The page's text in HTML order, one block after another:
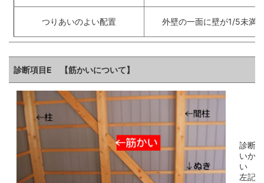
つりあいのよい配置 外壁の一面に壁が1/5未満
診断項目E 【筋かいについて】
診断
いか
い
左記